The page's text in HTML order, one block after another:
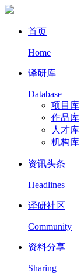
首页
Home
译研库
Database
项目库
作品库
人才库
机构库
资讯头条
Headlines
译研社区
Community
资料分享
Sharing